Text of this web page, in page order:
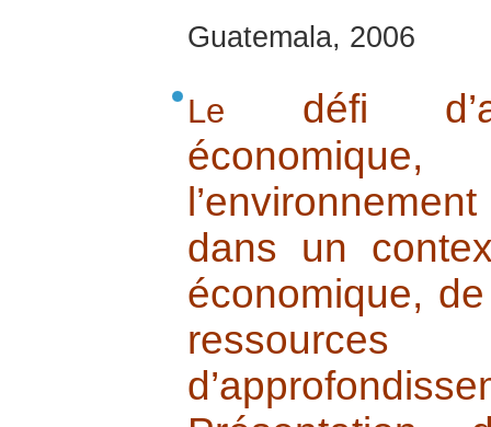
Guatemala, 2006
Le
défi
dans un
économique,